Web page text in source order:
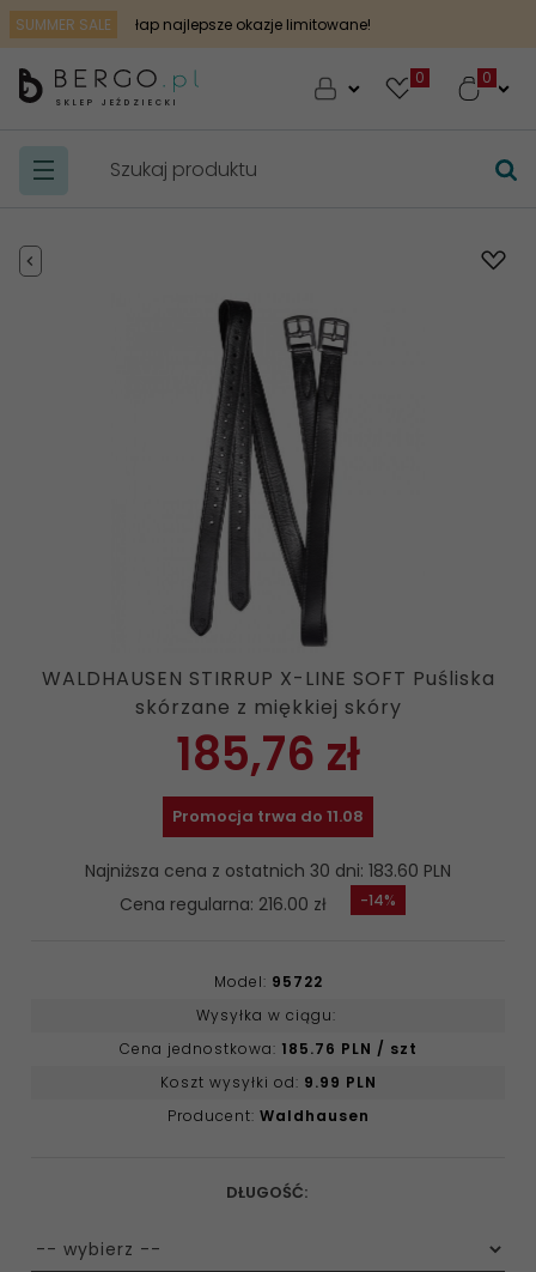
SUMMER SALE łap najlepsze okazje limitowane!
SKLEP JEŹDZIECKI
0
WALDHAUSEN STIRRUP X-LINE SOFT Puśliska
skórzane z miękkiej skóry
-14%
185,76 zł
Promocja trwa do 11.08
Najniższa cena z ostatnich 30 dni: 183.60 PLN
Cena regularna: 216.00 zł
Model: 95722
Wysyłka w ciągu:
Cena jednostkowa: 185.76 PLN / szt
Koszt wysyłki od: 9.99 PLN
Producent: Waldhausen
DŁUGOŚĆ:
options[23]